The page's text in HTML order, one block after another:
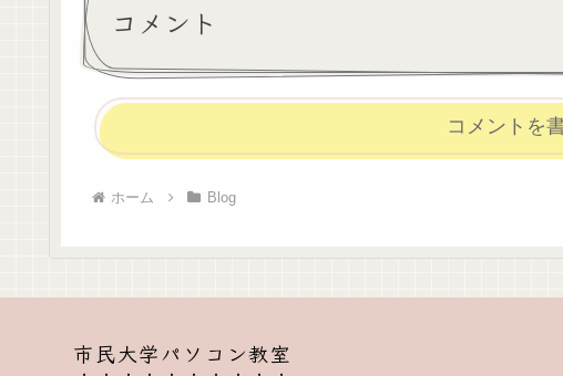
コメント
コメントを
ホーム Blog
市民大学パソコン教室